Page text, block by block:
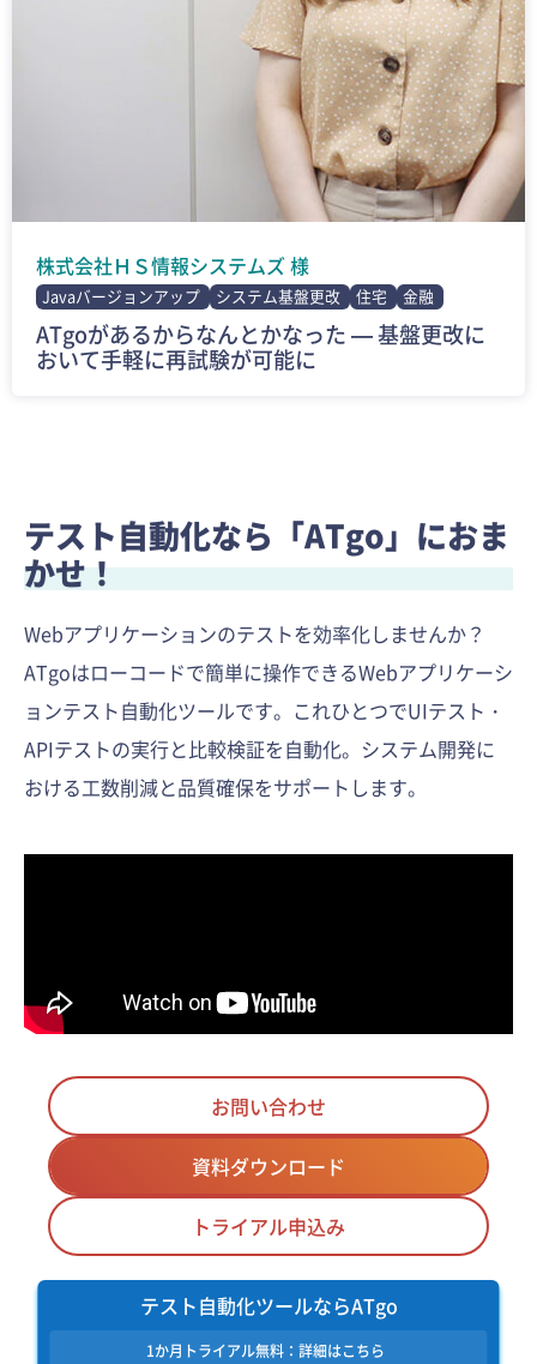
株式会社ＨＳ情報システムズ 様
Javaバージョンアップ システム基盤更改 住宅 金融
ATgoがあるからなんとかなった — 基盤更改に
おいて手軽に再試験が可能に
テスト自動化なら「ATgo」におま
かせ！
Webアプリケーションのテストを効率化しませんか？
ATgoはローコードで簡単に操作できるWebアプリケーシ
ョンテスト自動化ツールです。これひとつでUIテスト・
APIテストの実行と比較検証を自動化。システム開発に
おける工数削減と品質確保をサポートします。
お問い合わせ
資料ダウンロード
トライアル申込み
テスト自動化ツールならATgo
1か月トライアル無料：詳細はこちら